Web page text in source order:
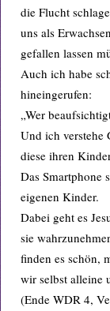
die Flucht
uns als
gefallen lassen
Auch ich habe
hineingerufen:
„Wer
Und ich verstehe
diese ihren
Das Smartphone
eigenen Kinder.
Dabei geht es
sie
finden es schön,
wir selbst alleine
(Ende WDR 4,